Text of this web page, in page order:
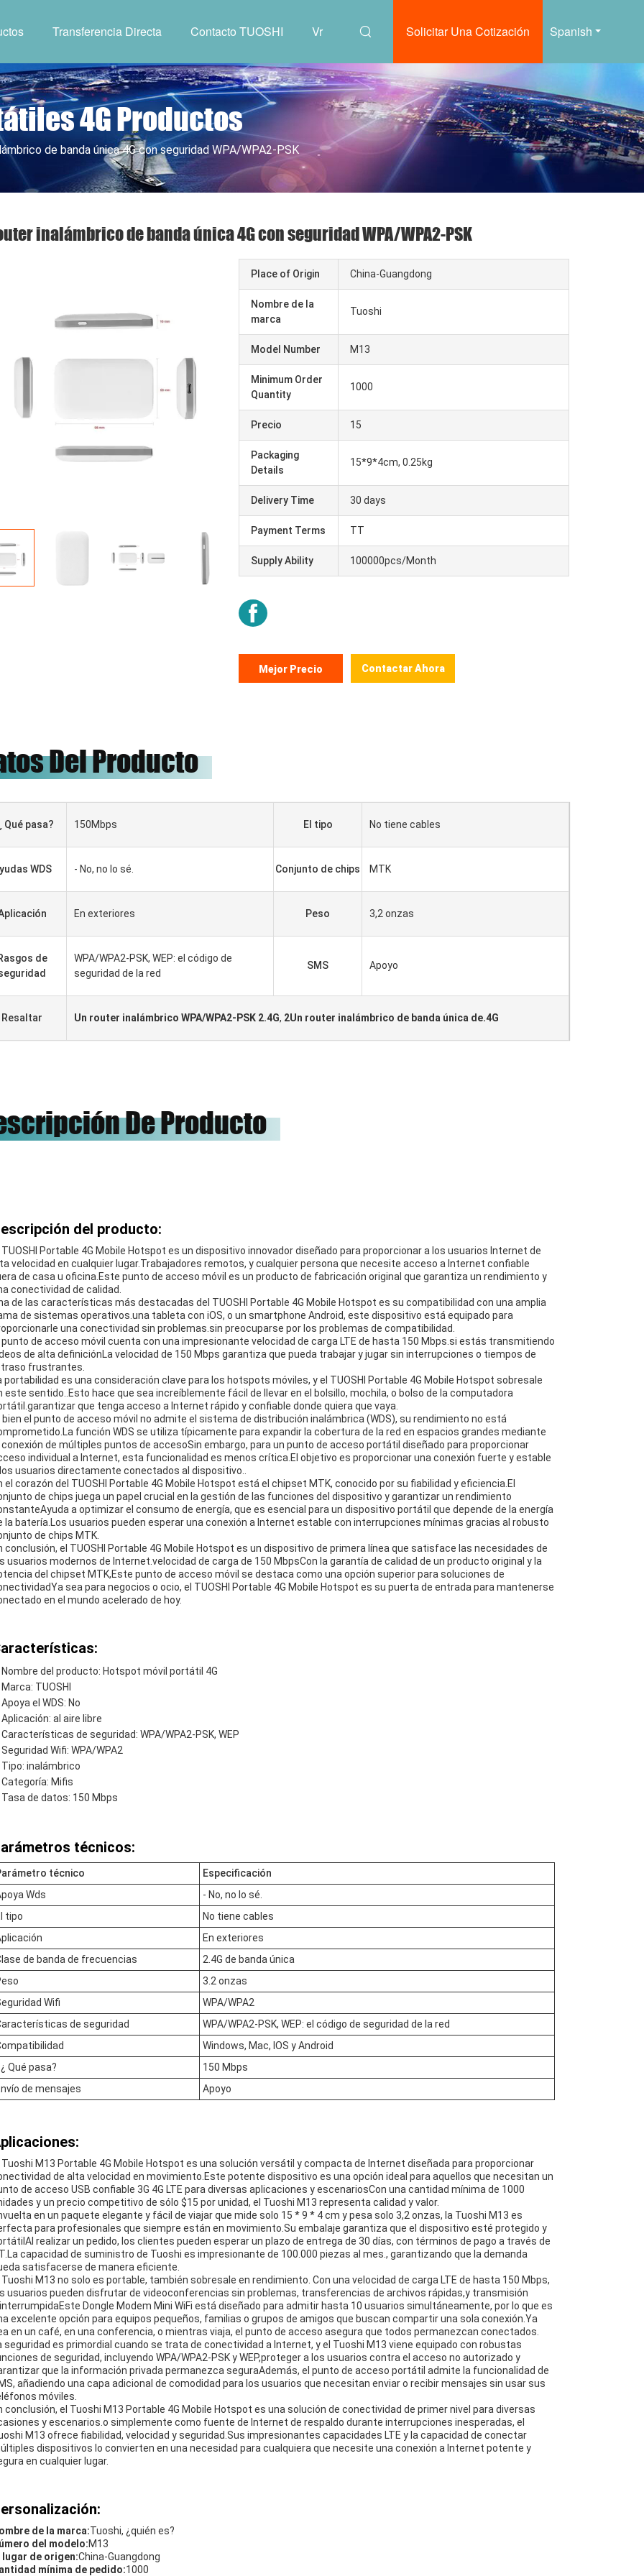
Spanish
Solicitar Una Cotización
Transferencia Directa Contacto TUOSHI Vr
4G Productos
de banda única 4G con seguridad WPA/WPA2-PSK
надежная компания,
сотрудничество.
Hemos estado al trabajo con
amigos, nuestro honor a trabajar
inalámbrico de banda única 4G con seguridad WPA/WPA2-PSK
Place of Origin China-Guangdong
Nombre de la
marca
Tuoshi
Model Number M13
Minimum Order
Quantity
1000
Precio 15
Packaging
Details
15*9*4cm, 0.25kg
Delivery Time 30 days
Payment Terms TT
Supply Ability 100000pcs/Month
Mejor Precio Contactar Ahora
Del Producto
Qué pasa? 150Mbps El tipo No tiene cables
WDS - No, no lo sé. Conjunto de chips MTK
En exteriores Peso 3,2 onzas
de
WPA/WPA2-PSK, WEP: el código de
seguridad de la red
SMS Apoyo
Resaltar Un router inalámbrico WPA/WPA2-PSK 2.4G, 2Un router inalámbrico de banda única de.4G
De Producto
del producto:
TUOSHI Portable 4G Mobile Hotspot es un dispositivo innovador diseñado para proporcionar a los usuarios Internet de
velocidad en cualquier lugar.Trabajadores remotos, y cualquier persona que necesite acceso a Internet confiable
de casa u oficina.Este punto de acceso móvil es un producto de fabricación original que garantiza un rendimiento y
conectividad de calidad.
de las características más destacadas del TUOSHI Portable 4G Mobile Hotspot es su compatibilidad con una amplia
de sistemas operativos.una tableta con iOS, o un smartphone Android, este dispositivo está equipado para
una conectividad sin problemas.sin preocuparse por los problemas de compatibilidad.
punto de acceso móvil cuenta con una impresionante velocidad de carga LTE de hasta 150 Mbps.si estás transmitiendo
de alta definiciónLa velocidad de 150 Mbps garantiza que pueda trabajar y jugar sin interrupciones o tiempos de
frustrantes.
portabilidad es una consideración clave para los hotspots móviles, y el TUOSHI Portable 4G Mobile Hotspot sobresale
este sentido..Esto hace que sea increíblemente fácil de llevar en el bolsillo, mochila, o bolso de la computadora
que tenga acceso a Internet rápido y confiable donde quiera que vaya.
bien el punto de acceso móvil no admite el sistema de distribución inalámbrica (WDS), su rendimiento no está
función WDS se utiliza típicamente para expandir la cobertura de la red en espacios grandes mediante
conexión de múltiples puntos de accesoSin embargo, para un punto de acceso portátil diseñado para proporcionar
individual a Internet, esta funcionalidad es menos crítica.El objetivo es proporcionar una conexión fuerte y estable
usuarios directamente conectados al dispositivo..
el corazón del TUOSHI Portable 4G Mobile Hotspot está el chipset MTK, conocido por su fiabilidad y eficiencia.El
de chips juega un papel crucial en la gestión de las funciones del dispositivo y garantizar un rendimiento
a optimizar el consumo de energía, que es esencial para un dispositivo portátil que depende de la energía
la batería.Los usuarios pueden esperar una conexión a Internet estable con interrupciones mínimas gracias al robusto
de chips MTK.
conclusión, el TUOSHI Portable 4G Mobile Hotspot es un dispositivo de primera línea que satisface las necesidades de
usuarios modernos de Internet.velocidad de carga de 150 MbpsCon la garantía de calidad de un producto original y la
del chipset MTK,Este punto de acceso móvil se destaca como una opción superior para soluciones de
sea para negocios o ocio, el TUOSHI Portable 4G Mobile Hotspot es su puerta de entrada para mantenerse
en el mundo acelerado de hoy.
Nombre del producto: Hotspot móvil portátil 4G
Marca: TUOSHI
Apoya el WDS: No
Aplicación: al aire libre
Características de seguridad: WPA/WPA2-PSK, WEP
Seguridad Wifi: WPA/WPA2
Tipo: inalámbrico
Categoría: Mifis
Tasa de datos: 150 Mbps
técnicos:
técnico
Especificación
Wds
- No, no lo sé.
tipo
No tiene cables
En exteriores
de banda de frecuencias
2.4G de banda única
3.2 onzas
Wifi
WPA/WPA2
de seguridad
WPA/WPA2-PSK, WEP: el código de seguridad de la red
Windows, Mac, IOS y Android
Qué pasa?
150 Mbps
de mensajes
Apoyo
Tuoshi M13 Portable 4G Mobile Hotspot es una solución versátil y compacta de Internet diseñada para proporcionar
de alta velocidad en movimiento.Este potente dispositivo es una opción ideal para aquellos que necesitan un
de acceso USB confiable 3G 4G LTE para diversas aplicaciones y escenariosCon una cantidad mínima de 1000
y un precio competitivo de sólo $15 por unidad, el Tuoshi M13 representa calidad y valor.
en un paquete elegante y fácil de viajar que mide solo 15 * 9 * 4 cm y pesa solo 3,2 onzas, la Tuoshi M13 es
para profesionales que siempre están en movimiento.Su embalaje garantiza que el dispositivo esté protegido y
realizar un pedido, los clientes pueden esperar un plazo de entrega de 30 días, con términos de pago a través de
capacidad de suministro de Tuoshi es impresionante de 100.000 piezas al mes., garantizando que la demanda
satisfacerse de manera eficiente.
Tuoshi M13 no solo es portable, también sobresale en rendimiento. Con una velocidad de carga LTE de hasta 150 Mbps,
usuarios pueden disfrutar de videoconferencias sin problemas, transferencias de archivos rápidas,y transmisión
Dongle Modem Mini WiFi está diseñado para admitir hasta 10 usuarios simultáneamente, por lo que es
excelente opción para equipos pequeños, familias o grupos de amigos que buscan compartir una sola conexión.Ya
en un café, en una conferencia, o mientras viaja, el punto de acceso asegura que todos permanezcan conectados.
seguridad es primordial cuando se trata de conectividad a Internet, y el Tuoshi M13 viene equipado con robustas
de seguridad, incluyendo WPA/WPA2-PSK y WEP,proteger a los usuarios contra el acceso no autorizado y
que la información privada permanezca seguraAdemás, el punto de acceso portátil admite la funcionalidad de
añadiendo una capa adicional de comodidad para los usuarios que necesitan enviar o recibir mensajes sin usar sus
móviles.
conclusión, el Tuoshi M13 Portable 4G Mobile Hotspot es una solución de conectividad de primer nivel para diversas
y escenarios.o simplemente como fuente de Internet de respaldo durante interrupciones inesperadas, el
M13 ofrece fiabilidad, velocidad y seguridad.Sus impresionantes capacidades LTE y la capacidad de conectar
dispositivos lo convierten en una necesidad para cualquiera que necesite una conexión a Internet potente y
en cualquier lugar.
de la marca:Tuoshi, ¿quién es?
del modelo:M13
lugar de origen:China-Guangdong
mínima de pedido:1000